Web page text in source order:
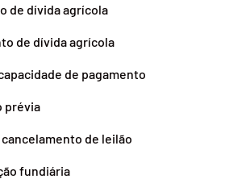
de dívida agrícola
de dívida agrícola
de pagamento
prévia
de leilão
fundiária